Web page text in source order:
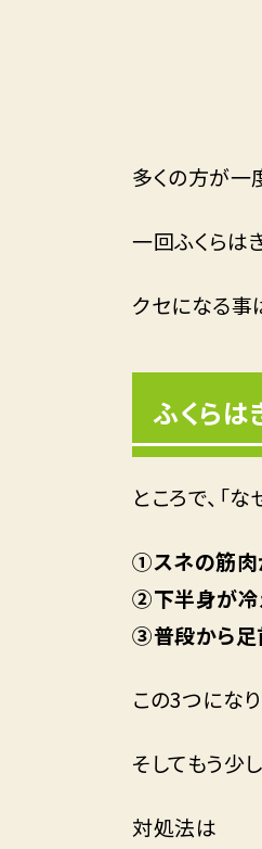
多くの方が一
一回ふくらは
クセになる事
ふくらは
ところで、「
①スネの筋肉
②下半身が冷
③普段から足
この3つにな
そしてもう少
対処法は